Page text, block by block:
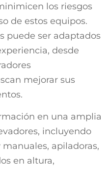
los riesgos
de estos equipos.
puede ser adaptados
desde
mejorar sus
en una amplia
incluyendo
apiladoras,
en altura,